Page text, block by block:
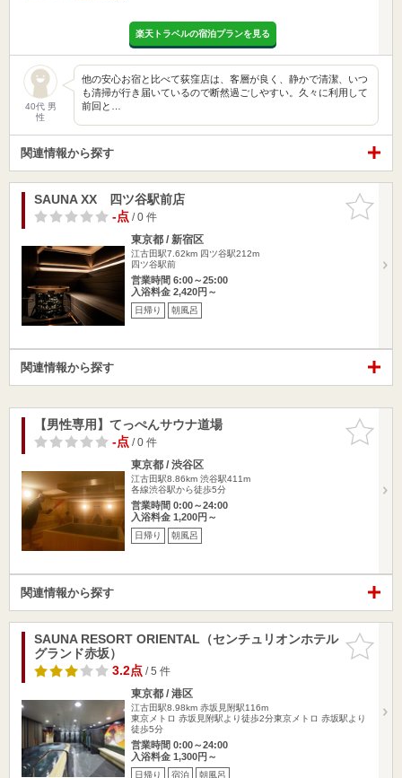
楽天トラベルの宿泊プランを見る
40代 男
性
他の安心お宿と比べて荻窪店は、客層が良く、静かで清潔、いつ
も清掃が行き届いているので断然過ごしやすい。久々に利用して
前回と…
関連情報から探す
お気に入
りに追加
SAUNA XX 四ツ谷駅前店
-点/ 0 件
東京都 / 新宿区
江古田駅7.62km 四ツ谷駅212m
四ツ谷駅前
営業時間 6:00～25:00
入浴料金 2,420円～
日帰り 朝風呂
関連情報から探す
お気に入
りに追加
【男性専用】てっぺんサウナ道場
-点/ 0 件
東京都 / 渋谷区
江古田駅8.86km 渋谷駅411m
各線渋谷駅から徒歩5分
営業時間 0:00～24:00
入浴料金 1,200円～
日帰り 朝風呂
関連情報から探す
お気に入
りに追加
SAUNA RESORT ORIENTAL（センチュリオンホテル
グランド赤坂）
3.2点/ 5 件
東京都 / 港区
江古田駅8.98km 赤坂見附駅116m
東京メトロ 赤坂見附駅より徒歩2分東京メトロ 赤坂駅より
徒歩5分
営業時間 0:00～24:00
入浴料金 1,300円～
日帰り 宿泊 朝風呂